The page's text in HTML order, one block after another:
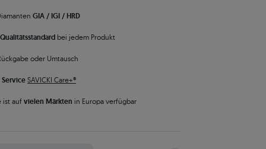
GIA / IGI / HRD
bei jedem Produkt
oder Umtausch
ServiceSAVICKI Care+®
ist auf vielen Märkten in Europa verfügbar